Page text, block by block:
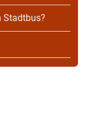
Stadtbus?